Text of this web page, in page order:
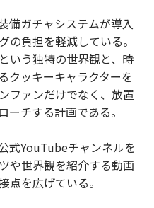
備ガチャシステムが導入
の負担を軽減している。
いう独特の世界観と、時
クッキーキャラクターを
ファンだけでなく、放置
ーチする計画である。
式YouTubeチャンネルを
や世界観を紹介する動画
点を広げている。